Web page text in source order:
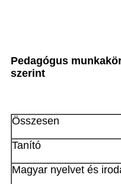
Pedagógus
szerint
Összesen
Tanító
Magyar nyelvet és